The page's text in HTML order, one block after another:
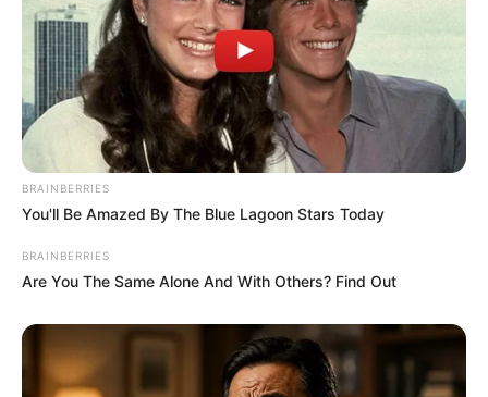
BRAINBERRIES
You'll Be Amazed By The Blue Lagoon Stars Today
BRAINBERRIES
Are You The Same Alone And With Others? Find Out